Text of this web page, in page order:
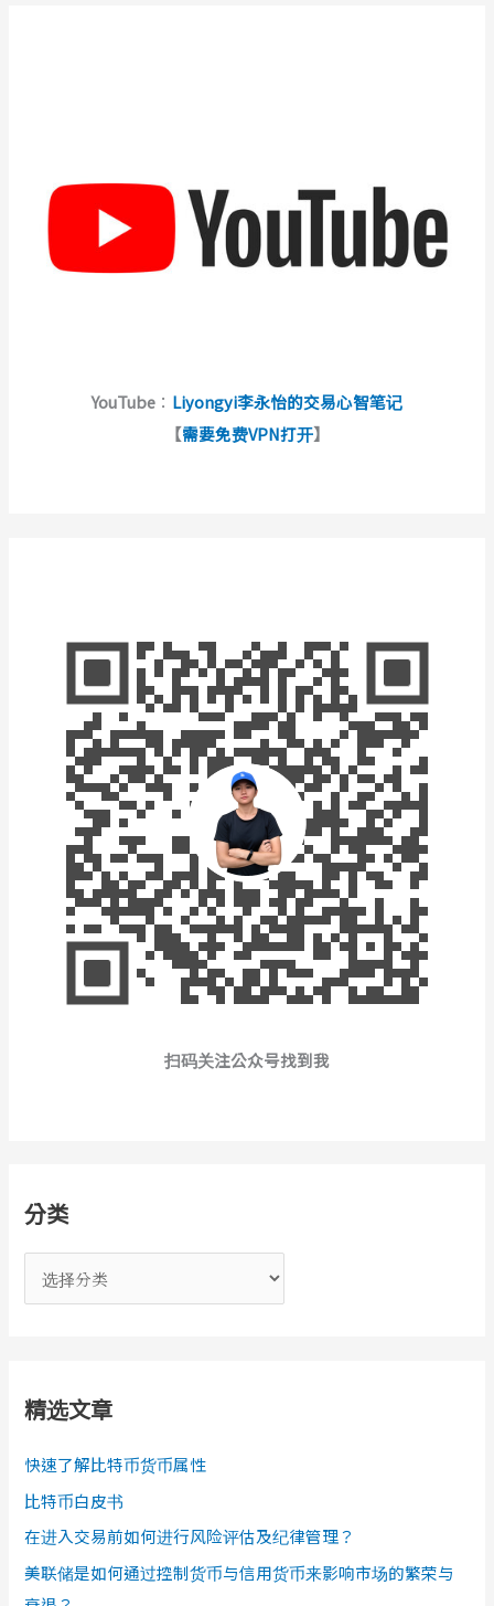
YouTube ： Liyongyi李永怡的交易心智笔记
【需要免费VPN打开】
扫码关注公众号找到我
分类
类
精选文章
快速了解比特币货币属性
比特币白皮书
在进入交易前如何进行风险评估及纪律管理？
美联储是如何通过控制货币与信用货币来影响市场的繁荣与